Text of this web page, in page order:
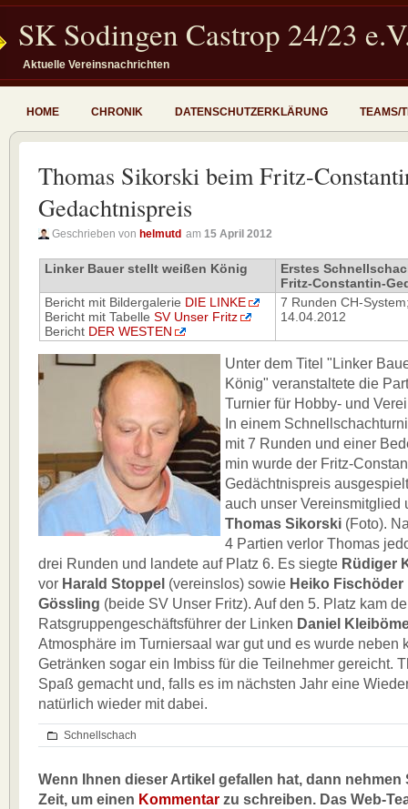
SK Sodingen Castrop 24/23
Aktuelle Vereinsnachrichten
HOME CHRONIK DATENSCHUTZERKLÄRUNG TEAMS/
Thomas Sikorski beim Fritz-
Gedachtnispreis
Geschrieben von helmutd am 15 April 2012
Linker Bauer stellt weißen König
Erstes
Fritz-Constantin-
Bericht mit Bildergalerie DIE LINKE
Bericht mit Tabelle SV Unser Fritz
Bericht DER WESTEN
7 Runden CH-
14.04.2012
Unter dem Titel "Linker
König" veranstaltete die
Turnier für Hobby- und
In einem
mit 7 Runden und einer
min wurde der Fritz-
Gedächtnispreis
auch unser Vereinsmitglied
Thomas Sikorski (Foto).
4 Partien verlor Thomas
drei Runden und landete auf Platz 6. Es siegte Rüdiger
vor Harald Stoppel (vereinslos) sowie Heiko Fischöder
Gössling (beide SV Unser Fritz). Auf den 5. Platz kam
Ratsgruppengeschäftsführer der Linken Daniel
Atmosphäre im Turniersaal war gut und es wurde neben
Getränken sogar ein Imbiss für die Teilnehmer gereicht.
Spaß gemacht und, falls es im nächsten Jahr eine
natürlich wieder mit dabei.
Schnellschach
Wenn Ihnen dieser Artikel gefallen hat, dann nehmen
Zeit, um einen Kommentar zu schreiben. Das Web-